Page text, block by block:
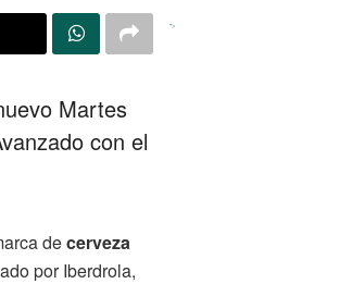
Martes
con el
decerveza
por Iberdrola,
">